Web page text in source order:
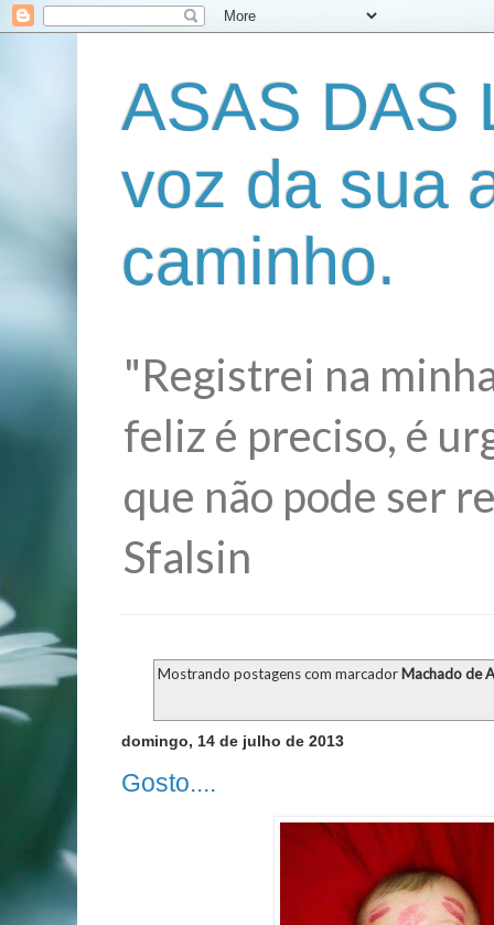
ASAS DAS
voz da sua
caminho.
"Registrei na
feliz é preciso, é
que não pode ser
Sfalsin
Mostrando postagens com marcador Machado de
domingo, 14 de julho de 2013
Gosto....